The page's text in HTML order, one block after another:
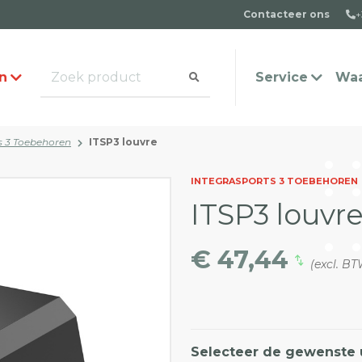
Contacteer ons
Service
Veel gestelde vragen
Contact
Toebehoren ITSP3 louvre
INTEGRASPORTS 3 TOEBEHOREN
ITSP3 louvre
€ 47,44 (excl.
Selecteer de gewenste